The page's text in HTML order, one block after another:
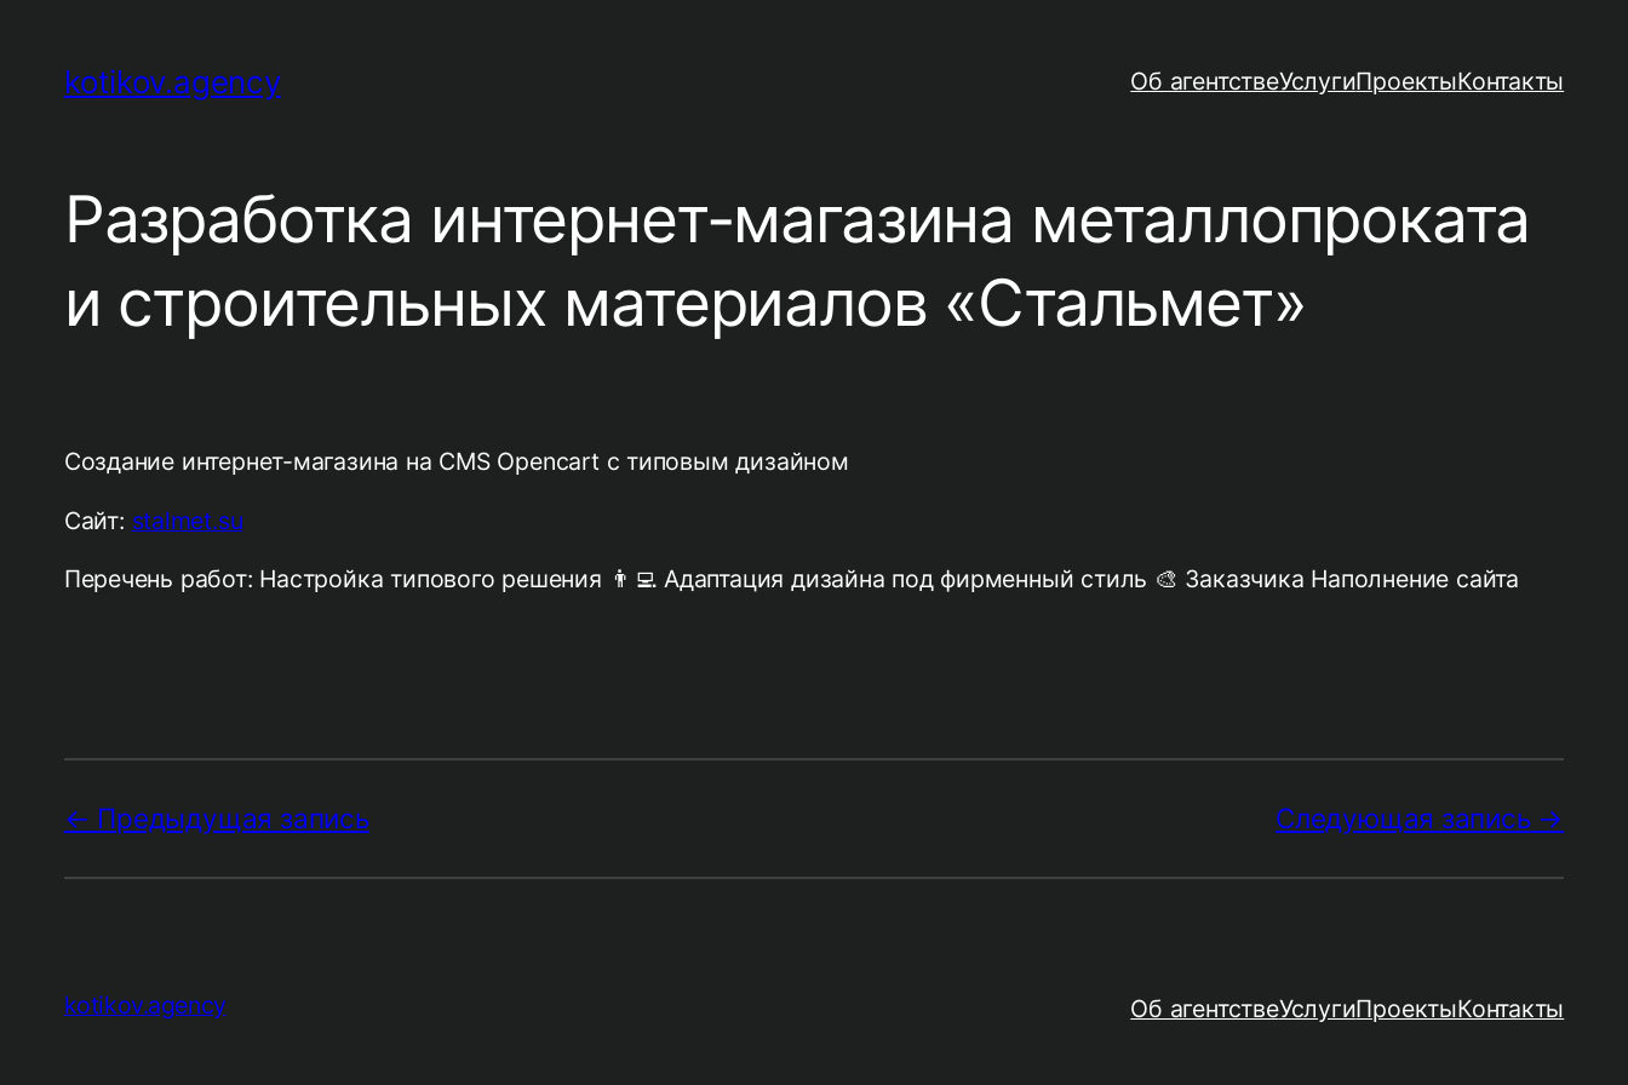
содержимому
kotikov.agency Об агентствеУслугиПроектыКонтакты
Разработка интернет-магазина металлопроката
и строительных материалов «Стальмет»
Создание интернет-магазина на CMS Opencart с типовым дизайном
Сайт: stalmet.su
Перечень работ: Настройка типового решения 👨‍💻 Адаптация дизайна под фирменный стиль 🎨 Заказчика Наполнение сайта
Предыдущая запись Следующая запись
kotikov.agency Об агентствеУслугиПроектыКонтакты